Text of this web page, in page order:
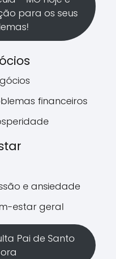
para os seus
financeiros
e ansiedade
estar geral
Pai de Santo